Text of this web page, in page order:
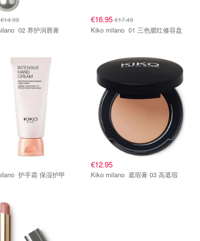
€14.99
Kiko milano 02 养护润唇膏
€16.95€17.49
Kiko milano 01 三色腮红修容盘
Kiko milano 护手霜 保湿护甲
€12.95
Kiko milano 遮瑕膏 03 高遮瑕